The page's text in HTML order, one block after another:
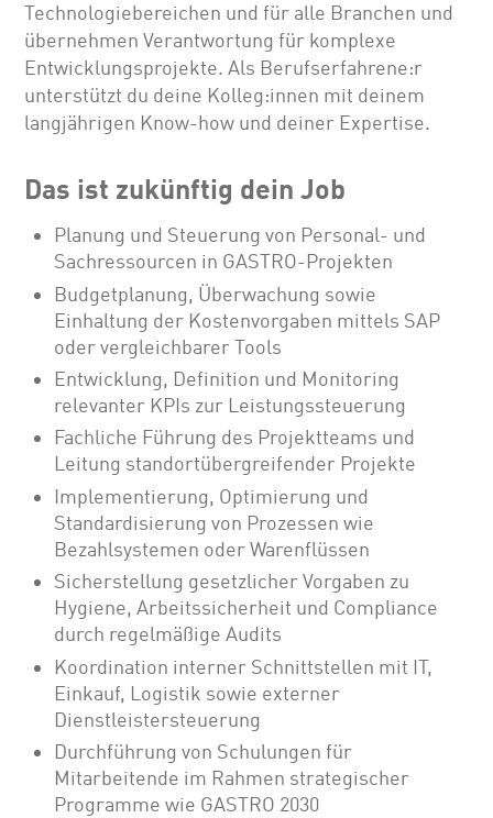
Technologiebereichen und für alle Branchen und
übernehmen Verantwortung für komplexe
Entwicklungsprojekte. Als Berufserfahrene:r
unterstützt du deine Kolleg:innen mit deinem
langjährigen Know-how und deiner Expertise.
Das ist zukünftig dein Job
Planung und Steuerung von Personal- und
Sachressourcen in GASTRO-Projekten
Budgetplanung, Überwachung sowie
Einhaltung der Kostenvorgaben mittels SAP
oder vergleichbarer Tools
Entwicklung, Definition und Monitoring
relevanter KPIs zur Leistungssteuerung
Fachliche Führung des Projektteams und
Leitung standortübergreifender Projekte
Implementierung, Optimierung und
Standardisierung von Prozessen wie
Bezahlsystemen oder Warenflüssen
Sicherstellung gesetzlicher Vorgaben zu
Hygiene, Arbeitssicherheit und Compliance
durch regelmäßige Audits
Koordination interner Schnittstellen mit IT,
Einkauf, Logistik sowie externer
Dienstleistersteuerung
Durchführung von Schulungen für
Mitarbeitende im Rahmen strategischer
Programme wie GASTRO 2030